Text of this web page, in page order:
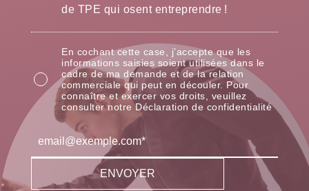
de TPE qui osent entreprendre !
En cochant cette case, j’accepte que les
informations saisies soient utilisées dans le
cadre de ma demande et de la relation
commerciale qui peut en découler. Pour
connaître et exercer vos droits, veuillez
consulter notre Déclaration de confidentialité